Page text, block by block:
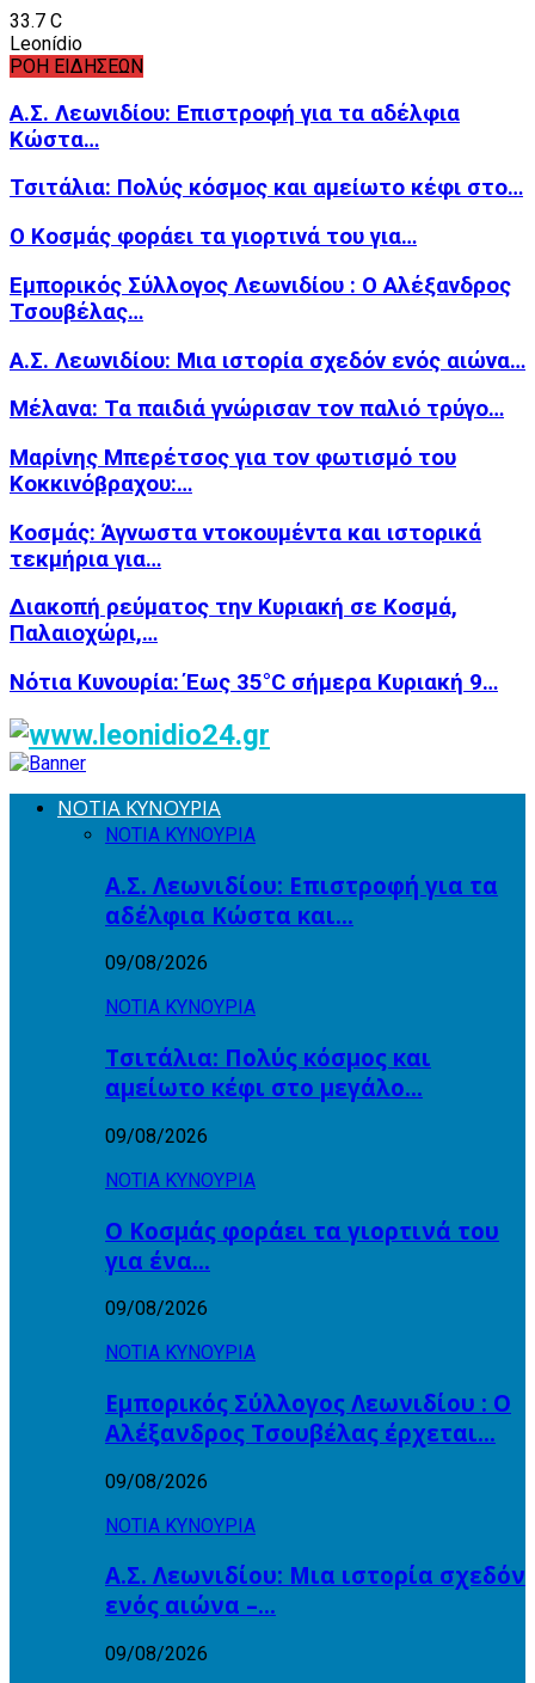
33.7 C
Leonídio
ΡΟΗ ΕΙΔΗΣΕΩΝ
Α.Σ. Λεωνιδίου: Επιστροφή για τα αδέλφια
Κώστα…
Τσιτάλια: Πολύς κόσμος και αμείωτο κέφι στο…
Ο Κοσμάς φοράει τα γιορτινά του για…
Εμπορικός Σύλλογος Λεωνιδίου : Ο Αλέξανδρος
Τσουβέλας…
Α.Σ. Λεωνιδίου: Μια ιστορία σχεδόν ενός αιώνα…
Μέλανα: Τα παιδιά γνώρισαν τον παλιό τρύγο…
Μαρίνης Μπερέτσος για τον φωτισμό του
Κοκκινόβραχου:…
Κοσμάς: Άγνωστα ντοκουμέντα και ιστορικά
τεκμήρια για…
Διακοπή ρεύματος την Κυριακή σε Κοσμά,
Παλαιοχώρι,…
Νότια Κυνουρία: Έως 35°C σήμερα Κυριακή 9…
ΝΟΤΙΑ ΚΥΝΟΥΡΙΑ
ΝΟΤΙΑ ΚΥΝΟΥΡΙΑ
Α.Σ. Λεωνιδίου: Επιστροφή για τα
αδέλφια Κώστα και…
09/08/2026
ΝΟΤΙΑ ΚΥΝΟΥΡΙΑ
Τσιτάλια: Πολύς κόσμος και
αμείωτο κέφι στο μεγάλο…
09/08/2026
ΝΟΤΙΑ ΚΥΝΟΥΡΙΑ
Ο Κοσμάς φοράει τα γιορτινά του
για ένα…
09/08/2026
ΝΟΤΙΑ ΚΥΝΟΥΡΙΑ
Εμπορικός Σύλλογος Λεωνιδίου : Ο
Αλέξανδρος Τσουβέλας έρχεται…
09/08/2026
ΝΟΤΙΑ ΚΥΝΟΥΡΙΑ
Α.Σ. Λεωνιδίου: Μια ιστορία σχεδόν
ενός αιώνα –…
09/08/2026